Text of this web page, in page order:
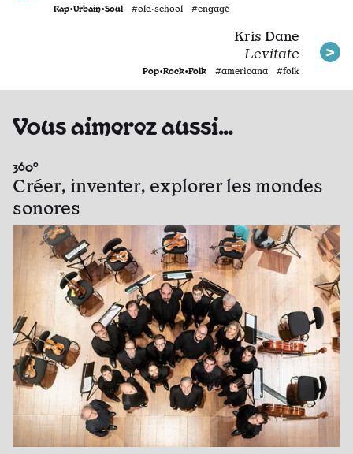
Rap•Urbain•Soul #old·school #engagé
Kris Dane
Levitate
Pop•Rock•Folk #americana #folk
Vous aimerez aussi…
360°
Créer, inventer, explorer les mondes
sonores